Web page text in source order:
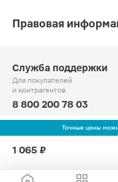
Точные цены
1 065 ₽
Правовая
Служба поддержки
Для покупателей
и контрагентов
8 800 200 78 03
Круглосуточно, звонок по
© Официальный сайт сети